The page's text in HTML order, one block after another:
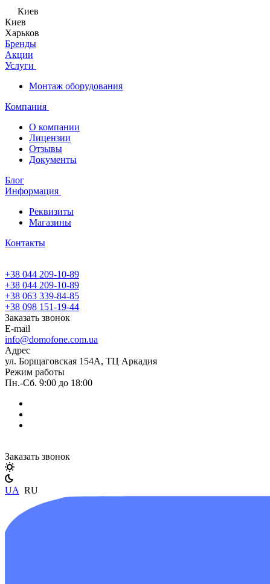
Киев
Киев
Харьков
Бренды
Акции
Услуги
Монтаж оборудования
Компания
О компании
Лицензии
Отзывы
Документы
Блог
Информация
Реквизиты
Магазины
Контакты
+38 044 209-10-89
+38 044 209-10-89
+38 063 339-84-85
+38 098 151-19-44
Заказать звонок
E-mail
info@domofone.com.ua
Адрес
ул. Борщаговская 154А, ТЦ Аркадия
Режим работы
Пн.-Сб. 9:00 до 18:00
Заказать звонок
UA RU